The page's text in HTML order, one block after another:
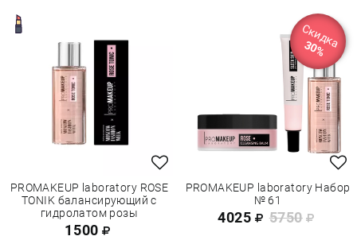
PROMAKEUP laboratory ROSE
TONIK балансирующий с
гидролатом розы
1500
Скидка
30%
PROMAKEUP laboratory Набор
№ 61
4025 5750